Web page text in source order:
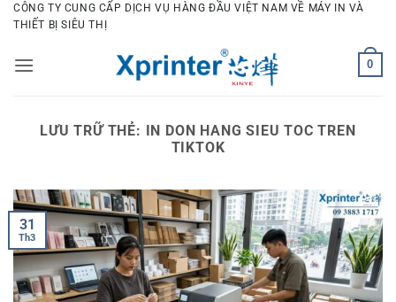
Bỏ
qua
dung
CÔNG TY CUNG CẤP DỊCH VỤ HÀNG ĐẦU VIỆT NAM VỀ MÁY IN VÀ
THIẾT BỊ SIÊU THỊ
0
LƯU TRỮ THẺ: IN DON HANG SIEU TOC TREN
TIKTOK
31
Th3